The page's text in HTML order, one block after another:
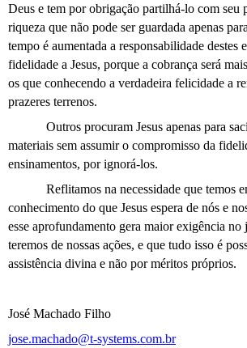
Deus e tem por obrigação partilhá-lo com seu
riqueza que não pode ser guardada apenas
tempo é aumentada a responsabilidade destes
fidelidade a Jesus, porque a cobrança será
os que conhecendo a verdadeira felicidade a
prazeres terrenos.
Outros procuram Jesus apenas para
materiais sem assumir o compromisso da
ensinamentos, por ignorá-los.
Reflitamos na necessidade que temos
conhecimento do que Jesus espera de nós e
esse aprofundamento gera maior exigência no
teremos de nossas ações, e que tudo isso é
assistência divina e não por méritos próprios.
José Machado Filho
jose.machado@t-systems.com.br